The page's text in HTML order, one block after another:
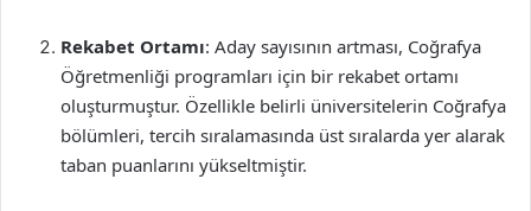
Rekabet Ortamı: Aday sayısının artması, Coğrafya
Öğretmenliği programları için bir rekabet ortamı
oluşturmuştur. Özellikle belirli üniversitelerin Coğrafya
bölümleri, tercih sıralamasında üst sıralarda yer alarak
taban puanlarını yükseltmiştir.